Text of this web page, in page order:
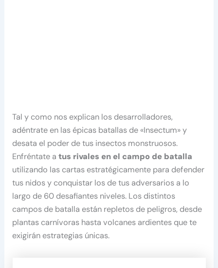
Tal y como nos explican los desarrolladores,
adéntrate en las épicas batallas de «Insectum» y
desata el poder de tus insectos monstruosos.
Enfréntate a tus rivales en el campo de batalla
utilizando las cartas estratégicamente para defender
tus nidos y conquistar los de tus adversarios a lo
largo de 60 desafiantes niveles. Los distintos
campos de batalla están repletos de peligros, desde
plantas carnívoras hasta volcanes ardientes que te
exigirán estrategias únicas.